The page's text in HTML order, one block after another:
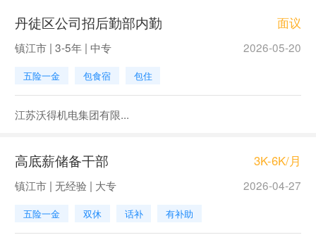
丹徒区公司招后勤部内勤 面议
镇江市 | 3-5年 | 中专 2026-05-20
五险一金 包食宿 包住
江苏沃得机电集团有限...
高底薪储备干部 3K-6K/月
镇江市 | 无经验 | 大专 2026-04-27
五险一金 双休 话补 有补助